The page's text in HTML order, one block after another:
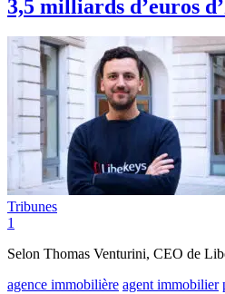
3,5 milliards d’euros
Tribunes
1
Selon Thomas Venturini, CEO de
agence immobilière agent immobilier